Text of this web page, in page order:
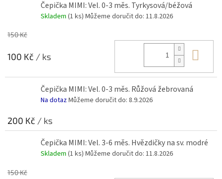
Čepička MIMI: Vel. 0-3 měs. Tyrkysová/béžová
Skladem (1 ks) Můžeme doručit do: 11.8.2026
150 Kč
100 Kč / ks
Čepička MIMI: Vel. 0-3 měs. Růžová žebrovaná
Na dotazMůžeme doručit do: 8.9.2026
200 Kč / ks
Čepička MIMI: Vel. 3-6 měs. Hvězdičky na sv. modré
Skladem (1 ks) Můžeme doručit do: 11.8.2026
150 Kč